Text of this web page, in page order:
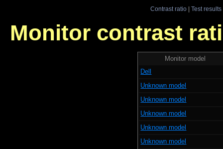
Contrast ratio| Test results
Monitor contrast
Monitor model
Dell
Unknown model
Unknown model
Unknown model
Unknown model
Unknown model